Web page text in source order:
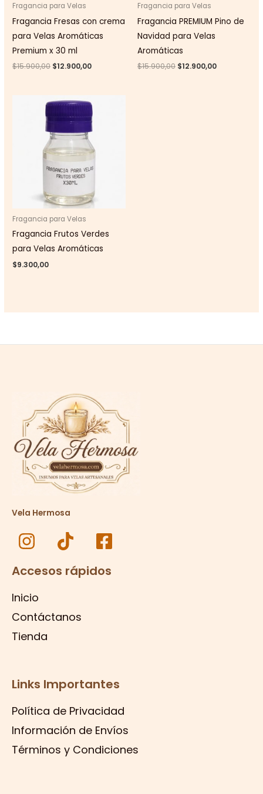
Fragancia para Velas
Fragancia Fresas con crema
para Velas Aromáticas
Premium x 30 ml
$15.900,00 Original
$12.900,00Current
Fragancia para Velas
Fragancia PREMIUM Pino de
Navidad para Velas
Aromáticas
$15.900,00 Original
$12.900,00Current
Fragancia para Velas
Fragancia Frutos Verdes
para Velas Aromáticas
$9.300,00
Vela Hermosa
Accesos rápidos
Inicio
Contáctanos
Tienda
Links Importantes
Política de Privacidad
Información de Envíos
Términos y Condiciones